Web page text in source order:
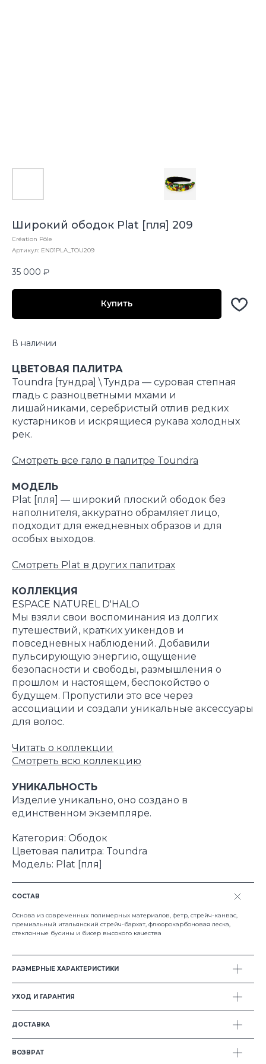
Широкий ободок Plat [пля] 209
Création Pôle
Артикул: EN01PLA_TOU209
35 000 ₽
Купить
В наличии
ЦВЕТОВАЯ ПАЛИТРА
Toundra [тундра] \ Тундра — суровая степная
гладь с разноцветными мхами и
лишайниками, серебристый отлив редких
кустарников и искрящиеся рукава холодных
рек.
Смотреть все гало в палитре Toundra
МОДЕЛЬ
Plat [пля] — широкий плоский ободок без
наполнителя, аккуратно обрамляет лицо,
подходит для ежедневных образов и для
особых выходов.
Смотреть Plat в других палитрах
КОЛЛЕКЦИЯ
ESPACE NATUREL D'HALO
Мы взяли свои воспоминания из долгих
путешествий, кратких уикендов и
повседневных наблюдений. Добавили
пульсирующую энергию, ощущение
безопасности и свободы, размышления о
прошлом и настоящем, беспокойство о
будущем. Пропустили это все через
ассоциации и создали уникальные аксессуары
для волос.
Читать о коллекции
Смотреть всю коллекцию
УНИКАЛЬНОСТЬ
Изделие уникально, оно создано в
единственном экземпляре.
Категория: Ободок
Цветовая палитра: Toundra
Модель: Plat [пля]
СОСТАВ
Основа из современных полимерных материалов, фетр, стрейч-канвас,
премиальный итальянский стрейч-бархат, флюорокарбоновая леска,
стеклянные бусины и бисер высокого качества
РАЗМЕРНЫЕ ХАРАКТЕРИСТИКИ
УХОД И ГАРАНТИЯ
ДОСТАВКА
ВОЗВРАТ
Каталог